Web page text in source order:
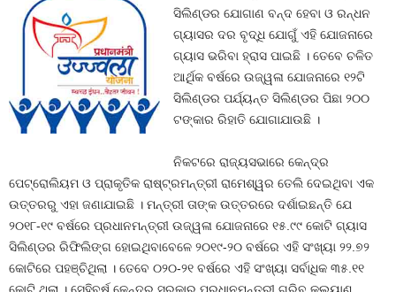
ସିଲିଣ୍ଡର ଯୋଗାଣ ବନ୍ଦ ହେବା ଓ ରନ୍ଧନ
ଗ୍ୟାସର ଦର ବୃଦ୍ଧି ଯୋଗୁଁ ଏହି ଯୋଜନାରେ
ଗ୍ୟାସ ଭରିବା ହ୍ରାସ ପାଇଛି । ତେବେ ଚଳିତ
ଆର୍ଥିକ ବର୍ଷରେ ଉଜ୍ୱଳା ଯୋଜନାରେ ୧୨ଟି
ସିଲିଣ୍ଡର ପର୍ଯ୍ୟନ୍ତ ସିଲିଣ୍ଡର ପିଛା ୨୦୦
ଟଙ୍କାର ରିହାତି ଯୋଗାଯାଉଛି ।
ନିକଟରେ ରାଜ୍ୟସଭାରେ କେନ୍ଦ୍ର
ପେଟ୍ରୋଲିୟମ ଓ ପ୍ରାକୃତିକ ରାଷ୍ଟ୍ରମନ୍ତ୍ରୀ ରାମେଶ୍ୱର ତେଲି ଦେଇଥିବା ଏକ
ଉତ୍ତରରୁ ଏହା ଜଣାଯାଇଛି । ମନ୍ତ୍ରୀ ତାଙ୍କ ଉତ୍ତରରେ ଦର୍ଶାଇଛନ୍ତି ଯେ
୨୦୧୮-୧୯ ବର୍ଷରେ ପ୍ରଧାନମନ୍ତ୍ରୀ ଉଜ୍ୱଳା ଯୋଜନାରେ ୧୫.୯୯ କୋଟି ଗ୍ୟାସ
ସିଲିଣ୍ଡର ରିଫିଲିଙ୍ଗ ହୋଇଥିବାବେଳେ ୨୦୧୯-୨୦ ବର୍ଷରେ ଏହି ସଂଖ୍ୟା ୨୨.୭୨
କୋଟିରେ ପହଞ୍ଚିଥିଲା । ତେବେ ୦୨୦-୨୧ ବର୍ଷରେ ଏହି ସଂଖ୍ୟା ସର୍ବାଧିକ ୩୫.୧୧